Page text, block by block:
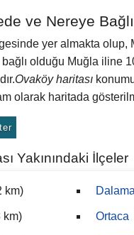
ve Nereye
yer almakta olup,
bağlı olduğu Muğla iline
Ovaköy haritası
olarak haritada
Yakınındaki İlçeler
km)
km) Ortaca